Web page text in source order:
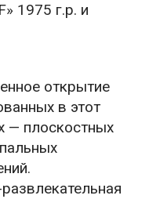
1975 г.р. и
открытие
в этот
— плоскостных